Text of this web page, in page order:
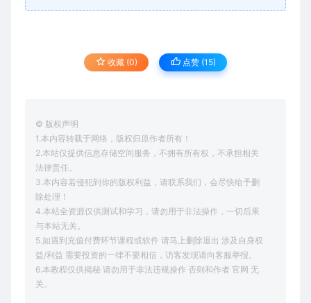
收藏 (0) 点赞 (15)
© 版权声明
1.本内容转载于网络，版权归原作者所有！
2.本站仅提供信息存储空间服务，不拥有所有权，不承担相关
法律责任。
3.本内容若侵犯到你的版权利益，请联系我们，会尽快给予删
除处理！
4.本站全资源仅供测试和学习，请勿用于非法操作，一切后果
与本站无关。
5.如遇到充值付费环节课程或软件 请马上删除退出 涉及自身权
益/利益 需要投资的一律不要相信，访客发现请向客服举报。
6.本教程仅供揭秘 请勿用于非法违规操作 否则和作者 官网 无
关。